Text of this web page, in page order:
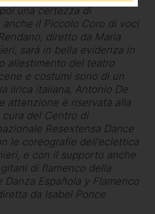
una certezza di
anche il Piccolo Coro di voci
diretto da Maria
sarà in bella evidenza in
allestimento del teatro
e costumi sono di un
lirica italiana, Antonio De
attenzione è riservata alla
cura del Centro di
Resextensa Dance
le coreografie dell’eclettica
e con il supporto anche
di flamenco della
Danza Española y Flamenco
da Isabel Ponce